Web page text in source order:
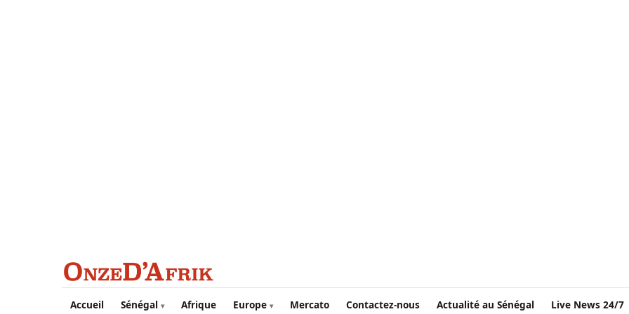
Aller au contenu principal
Accueil Sénégal Afrique Europe Mercato Contactez-nous Actualité au Sénégal Live News 24/7